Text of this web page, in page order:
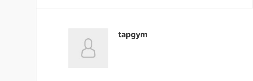
tapgym